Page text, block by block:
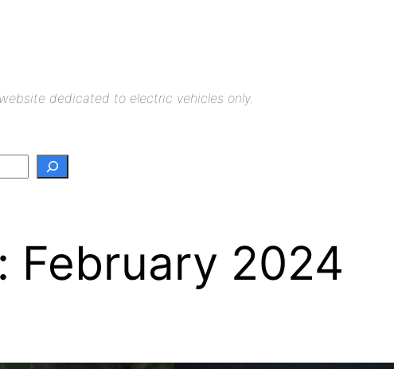
dedicated to electric vehicles only.
February 2024